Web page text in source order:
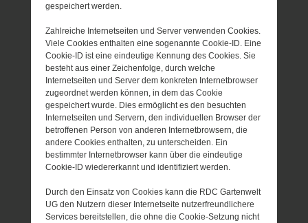
gespeichert werden.
Zahlreiche Internetseiten und Server verwenden Cookies.
Viele Cookies enthalten eine sogenannte Cookie-ID. Eine
Cookie-ID ist eine eindeutige Kennung des Cookies. Sie
besteht aus einer Zeichenfolge, durch welche
Internetseiten und Server dem konkreten Internetbrowser
zugeordnet werden können, in dem das Cookie
gespeichert wurde. Dies ermöglicht es den besuchten
Internetseiten und Servern, den individuellen Browser der
betroffenen Person von anderen Internetbrowsern, die
andere Cookies enthalten, zu unterscheiden. Ein
bestimmter Internetbrowser kann über die eindeutige
Cookie-ID wiedererkannt und identifiziert werden.
Durch den Einsatz von Cookies kann die RDC Gartenwelt
UG den Nutzern dieser Internetseite nutzerfreundlichere
Services bereitstellen, die ohne die Cookie-Setzung nicht